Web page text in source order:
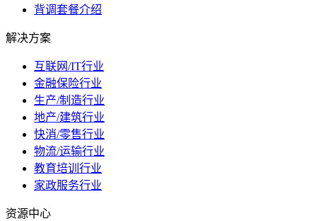
背调套餐介绍
解决方案
互联网/IT行业
金融保险行业
生产/制造行业
地产/建筑行业
快消/零售行业
物流/运输行业
教育培训行业
家政服务行业
资源中心